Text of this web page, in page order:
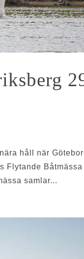
håll när
Flytande
samlar...